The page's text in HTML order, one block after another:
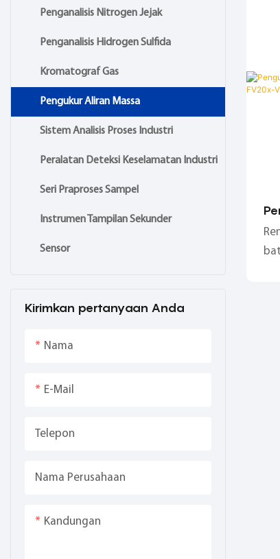
Penganalisis Nitrogen Jejak
Penganalisis Hidrogen Sulfida
Kromatograf Gas
Pengukur Aliran Massa
Sistem Analisis Proses Industri
Peralatan Deteksi Keselamatan Industri
Seri Praproses Sampel
Instrumen Tampilan Sekunder
Sensor
Kirimkan pertanyaan Anda
Nama
E-Mail
Telepon
Nama Perusahaan
Kandungan